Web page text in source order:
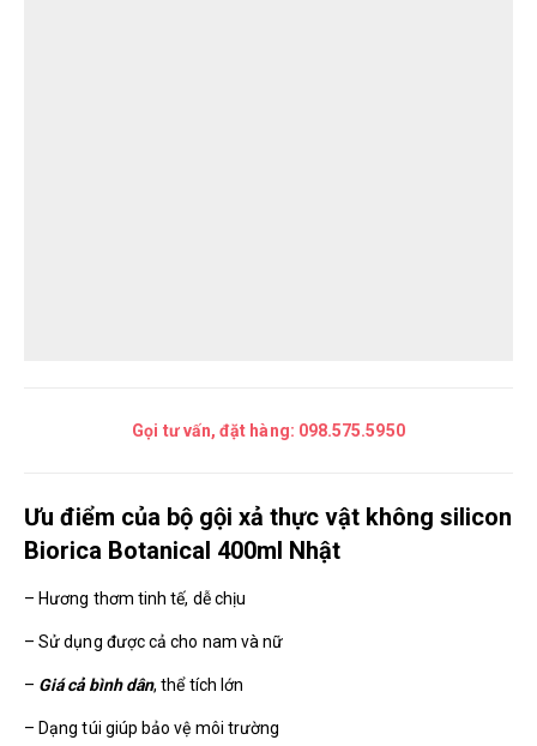
Gọi tư vấn, đặt hàng: 098.575.5950
Ưu điểm của bộ gội xả thực vật không silicon
Biorica Botanical 400ml Nhật
– Hương thơm tinh tế, dễ chịu
– Sử dụng được cả cho nam và nữ
– Giá cả bình dân, thể tích lớn
– Dạng túi giúp bảo vệ môi trường